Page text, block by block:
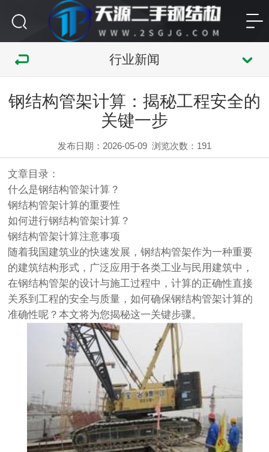
行业新闻
钢结构管架计算：揭秘工程安全的
关键一步
发布日期：2026-05-09 浏览次数： 191
文章目录：
什么是钢结构管架计算？
钢结构管架计算的重要性
如何进行钢结构管架计算？
钢结构管架计算注意事项
随着我国建筑业的快速发展，钢结构管架作为一种重要
的建筑结构形式，广泛应用于各类工业与民用建筑中，
在钢结构管架的设计与施工过程中，计算的正确性直接
关系到工程的安全与质量，如何确保钢结构管架计算的
准确性呢？本文将为您揭秘这一关键步骤。